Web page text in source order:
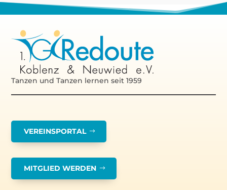
Tanzen und Tanzen lernen seit 1959
VEREINSPORTAL
MITGLIED WERDEN